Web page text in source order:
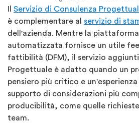
Servizio di Consulenza
è complementare al servizio di
dell'azienda. Mentre la
automatizzata fornisce un utile
fattibilità (DFM), il servizio
Progettuale è adatto quando un
pensiero più critico e
supporto di considerazioni più
producibilità, come quelle richieste
team.